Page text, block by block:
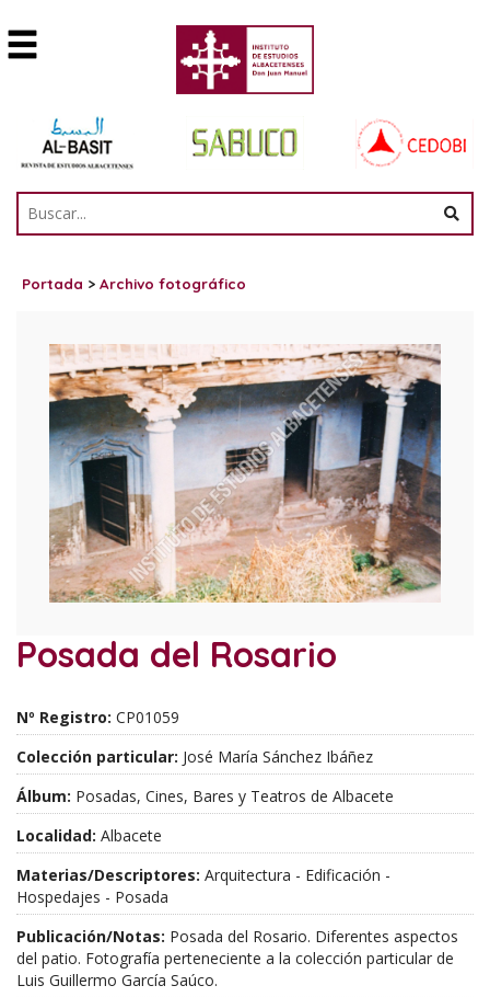
Portada > Archivo fotográfico
Posada del Rosario
Nº Registro: CP01059
Colección particular: José María Sánchez Ibáñez
Álbum: Posadas, Cines, Bares y Teatros de Albacete
Localidad: Albacete
Materias/Descriptores: Arquitectura - Edificación -
Hospedajes - Posada
Publicación/Notas: Posada del Rosario. Diferentes aspectos
del patio. Fotografía perteneciente a la colección particular de
Luis Guillermo García Saúco.